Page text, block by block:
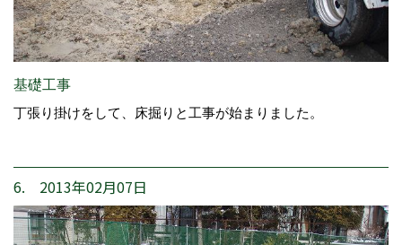
基礎工事
丁張り掛けをして、床掘りと工事が始まりました。
6. 2013年02月07日